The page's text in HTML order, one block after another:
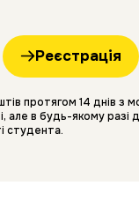
Реєстрація
протягом 14 днів з
але в будь-якому разі
студента.